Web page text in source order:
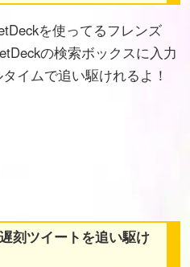
を使ってるフレンズ
の検索ボックスに入力
イムで追い駆けれるよ！
刻ツイートを追い駆け